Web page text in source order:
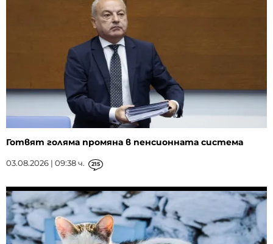
Готвят голяма промяна в пенсионната система
03.08.2026 | 09:38 ч. 215